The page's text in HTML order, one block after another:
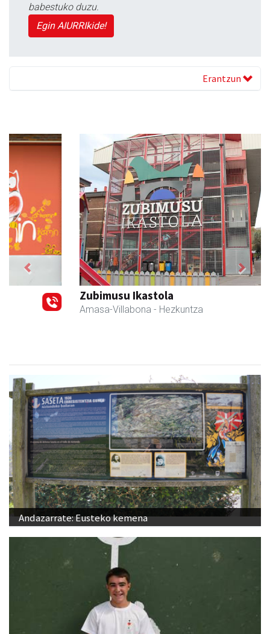
babestuko duzu.
Egin AIURRIkide!
Erantzun
Zubimusu Ikastola
Amasa-Villabona - Hezkuntza
Previous Next
Andazarrate: Eusteko kemena